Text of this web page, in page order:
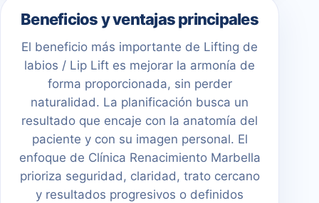
Beneficios y ventajas principales
El beneficio más importante de Lifting de
labios / Lip Lift es mejorar la armonía de
forma proporcionada, sin perder
naturalidad. La planificación busca un
resultado que encaje con la anatomía del
paciente y con su imagen personal. El
enfoque de Clínica Renacimiento Marbella
prioriza seguridad, claridad, trato cercano
y resultados progresivos o definidos